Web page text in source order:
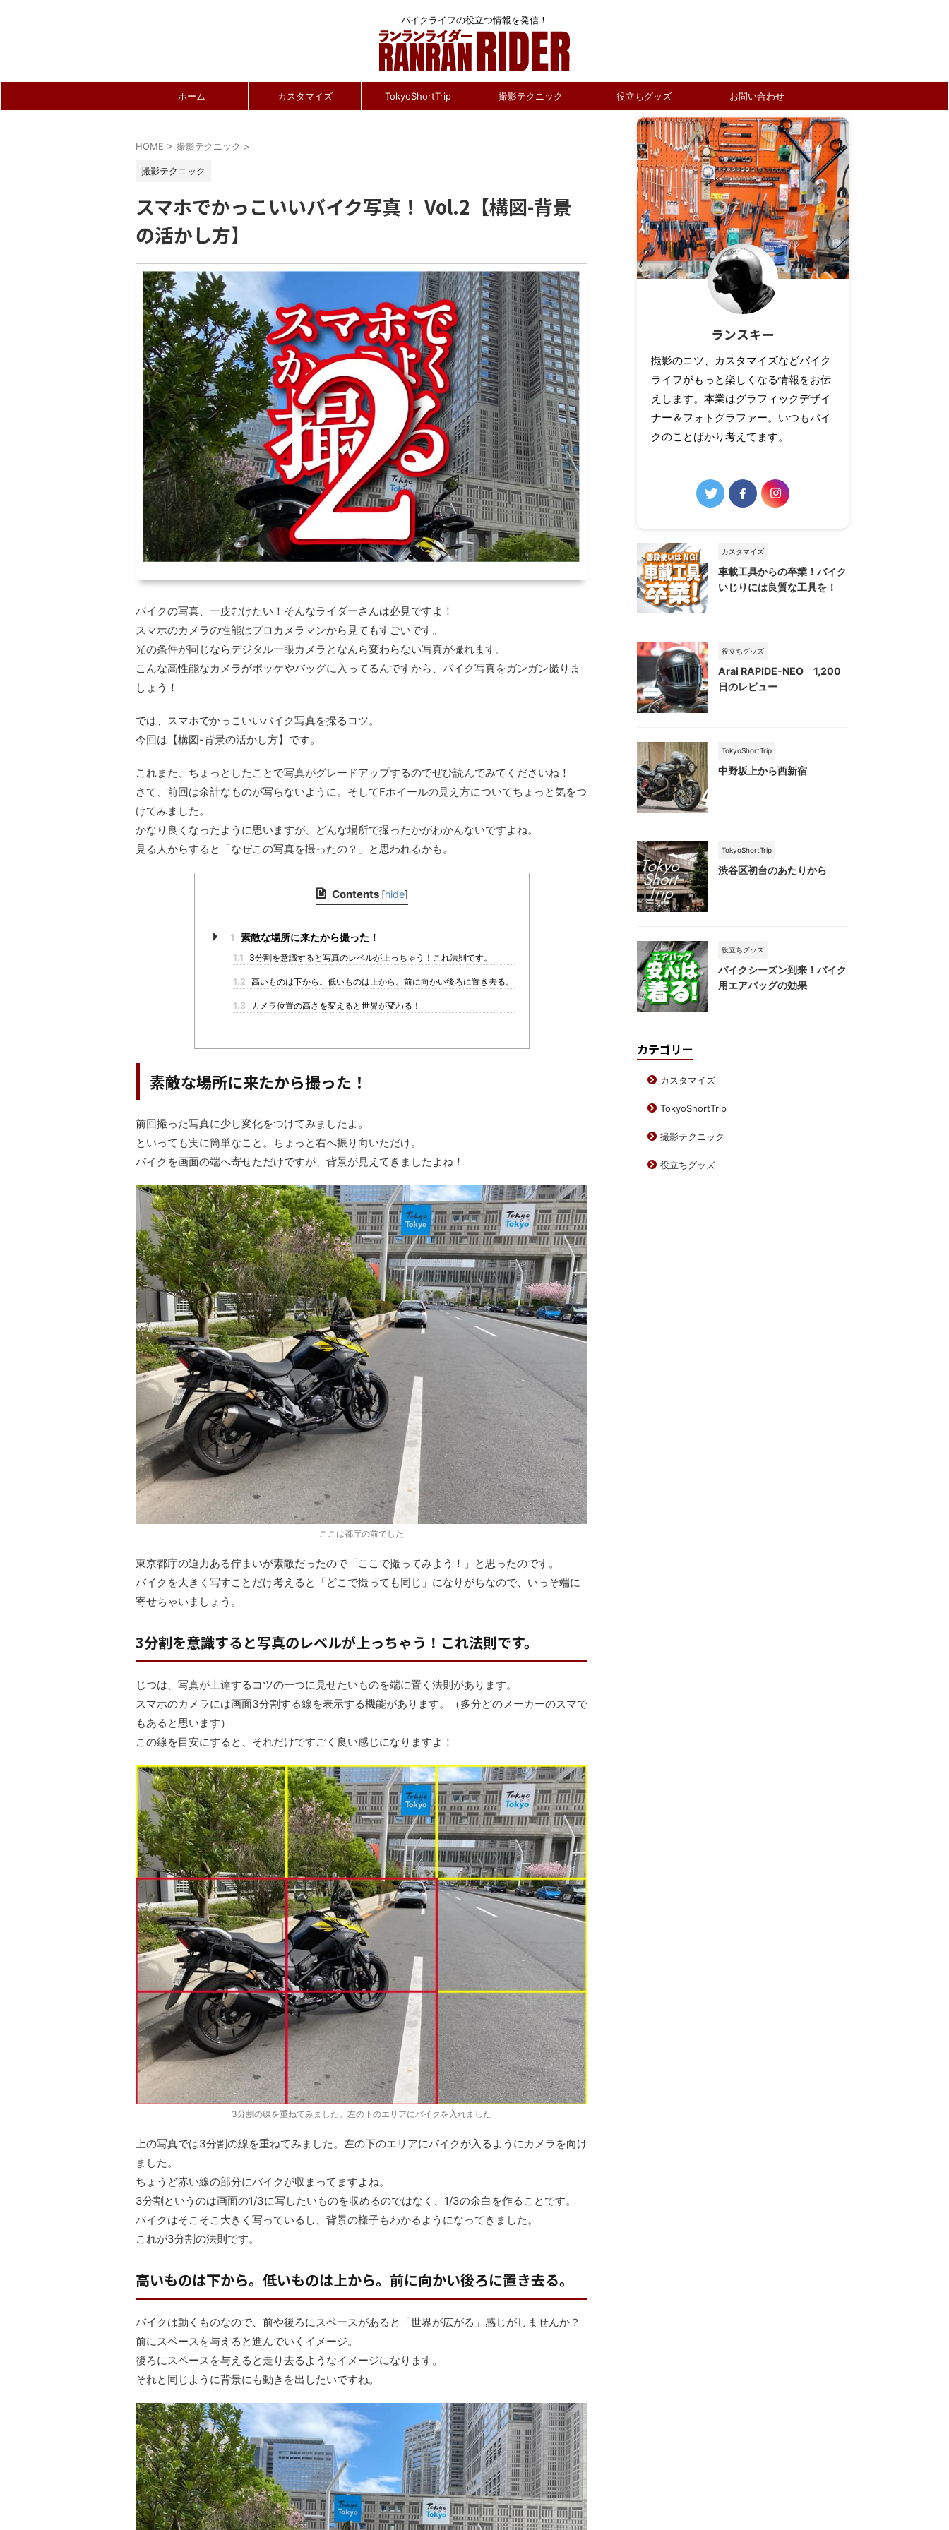
バイクライフの役立つ情報を発信！
ホーム カスタマイズ TokyoShortTrip 撮影テクニック 役立ちグッズ お問い合わせ
HOME > 撮影テクニック >
撮影テクニック
スマホでかっこいいバイク写真！ Vol.2【構図-背景
の活かし方】
バイクの写真、一皮むけたい！そんなライダーさんは必見ですよ！
スマホのカメラの性能はプロカメラマンから見てもすごいです。
光の条件が同じならデジタル一眼カメラとなんら変わらない写真が撮れます。
こんな高性能なカメラがポッケやバッグに入ってるんですから、バイク写真をガンガン撮りま
しょう！
では、スマホでかっこいいバイク写真を撮るコツ。
今回は【構図-背景の活かし方】です。
これまた、ちょっとしたことで写真がグレードアップするのでぜひ読んでみてくださいね！
さて、前回は余計なものが写らないように。そしてFホイールの見え方についてちょっと気をつ
けてみました。
かなり良くなったように思いますが、どんな場所で撮ったかがわかんないですよね。
見る人からすると「なぜこの写真を撮ったの？」と思われるかも。
Contents [hide]
1 素敵な場所に来たから撮った！
1.1 3分割を意識すると写真のレベルが上っちゃう！これ法則です。
1.2 高いものは下から。低いものは上から。前に向かい後ろに置き去る。
1.3 カメラ位置の高さを変えると世界が変わる！
素敵な場所に来たから撮った！
前回撮った写真に少し変化をつけてみましたよ。
といっても実に簡単なこと。ちょっと右へ振り向いただけ。
バイクを画面の端へ寄せただけですが、背景が見えてきましたよね！
ここは都庁の前でした
東京都庁の迫力ある佇まいが素敵だったので「ここで撮ってみよう！」と思ったのです。
バイクを大きく写すことだけ考えると「どこで撮っても同じ」になりがちなので、いっそ端に
寄せちゃいましょう。
3分割を意識すると写真のレベルが上っちゃう！これ法則です。
じつは、写真が上達するコツの一つに見せたいものを端に置く法則があります。
スマホのカメラには画面3分割する線を表示する機能があります。（多分どのメーカーのスマで
もあると思います）
この線を目安にすると、それだけですごく良い感じになりますよ！
3分割の線を重ねてみました。左の下のエリアにバイクを入れました
上の写真では3分割の線を重ねてみました。左の下のエリアにバイクが入るようにカメラを向け
ました。
ちょうど赤い線の部分にバイクが収まってますよね。
3分割というのは画面の1/3に写したいものを収めるのではなく、1/3の余白を作ることです。
バイクはそこそこ大きく写っているし、背景の様子もわかるようになってきました。
これが3分割の法則です。
高いものは下から。低いものは上から。前に向かい後ろに置き去る。
バイクは動くものなので、前や後ろにスペースがあると「世界が広がる」感じがしませんか？
前にスペースを与えると進んでいくイメージ。
後ろにスペースを与えると走り去るようなイメージになります。
それと同じように背景にも動きを出したいですね。
ランスキー
撮影のコツ、カスタマイズなどバイク
ライフがもっと楽しくなる情報をお伝
えします。本業はグラフィックデザイ
ナー＆フォトグラファー。いつもバイ
クのことばかり考えてます。
カスタマイズ
車載工具からの卒業！バイク
いじりには良質な工具を！
役立ちグッズ
Arai RAPIDE-NEO 1,200
日のレビュー
TokyoShortTrip
中野坂上から西新宿
TokyoShortTrip
渋谷区初台のあたりから
役立ちグッズ
バイクシーズン到来！バイク
用エアバッグの効果
カテゴリー
カスタマイズ
TokyoShortTrip
撮影テクニック
役立ちグッズ